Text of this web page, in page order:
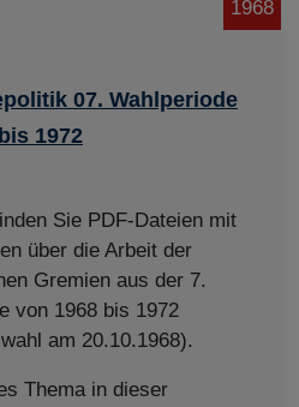
07. Wahlperiode
1972
1968
Sie PDF-Dateien mit
über die Arbeit der
Gremien aus der 7.
von 1968 bis 1972
am 20.10.1968).
Thema in dieser